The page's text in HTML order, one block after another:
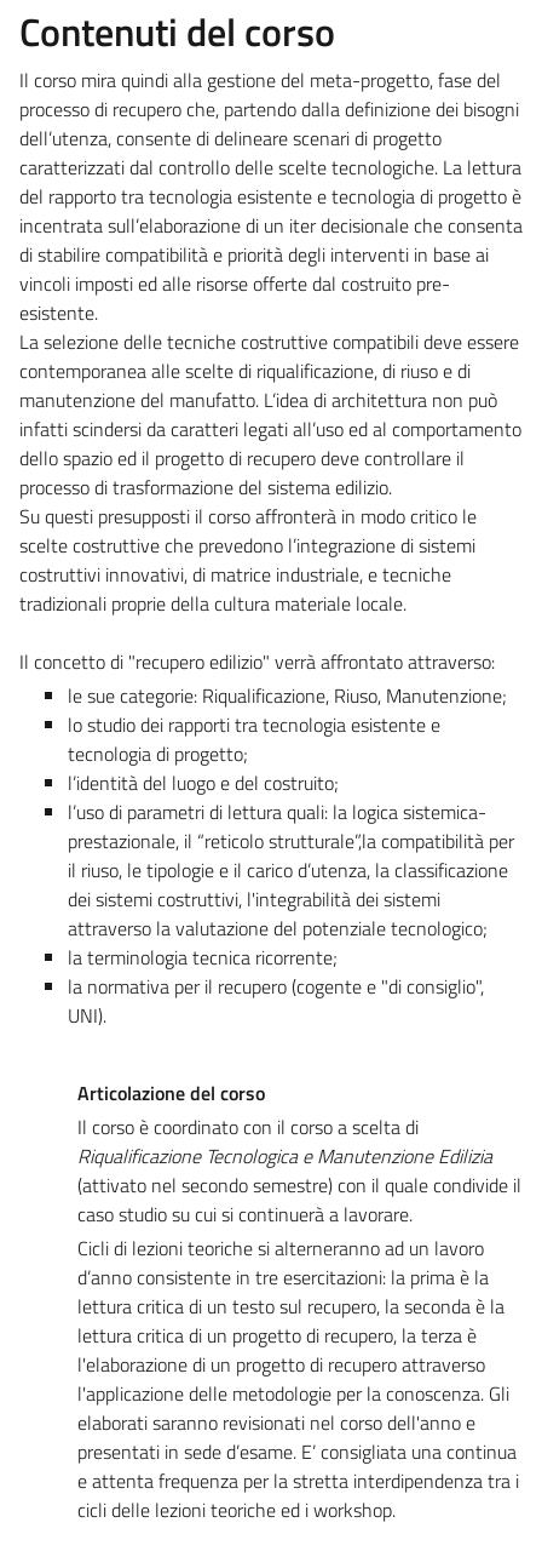
Contenuti del corso
Il corso mira quindi alla gestione del meta-progetto, fase del
processo di recupero che, partendo dalla definizione dei bisogni
dell’utenza, consente di delineare scenari di progetto
caratterizzati dal controllo delle scelte tecnologiche. La lettura
del rapporto tra tecnologia esistente e tecnologia di progetto è
incentrata sull’elaborazione di un iter decisionale che consenta
di stabilire compatibilità e priorità degli interventi in base ai
vincoli imposti ed alle risorse offerte dal costruito pre-
esistente.
La selezione delle tecniche costruttive compatibili deve essere
contemporanea alle scelte di riqualificazione, di riuso e di
manutenzione del manufatto. L’idea di architettura non può
infatti scindersi da caratteri legati all’uso ed al comportamento
dello spazio ed il progetto di recupero deve controllare il
processo di trasformazione del sistema edilizio.
Su questi presupposti il corso affronterà in modo critico le
scelte costruttive che prevedono l’integrazione di sistemi
costruttivi innovativi, di matrice industriale, e tecniche
tradizionali proprie della cultura materiale locale.
Il concetto di "recupero edilizio" verrà affrontato attraverso:
le sue categorie: Riqualificazione, Riuso, Manutenzione;
lo studio dei rapporti tra tecnologia esistente e
tecnologia di progetto;
l’identità del luogo e del costruito;
l’uso di parametri di lettura quali: la logica sistemica-
prestazionale, il “reticolo strutturale”,la compatibilità per
il riuso, le tipologie e il carico d’utenza, la classificazione
dei sistemi costruttivi, l'integrabilità dei sistemi
attraverso la valutazione del potenziale tecnologico;
la terminologia tecnica ricorrente;
la normativa per il recupero (cogente e "di consiglio",
UNI).
Articolazione del corso
Il corso è coordinato con il corso a scelta di
Riqualificazione Tecnologica e Manutenzione Edilizia
(attivato nel secondo semestre) con il quale condivide il
caso studio su cui si continuerà a lavorare.
Cicli di lezioni teoriche si alterneranno ad un lavoro
d’anno consistente in tre esercitazioni: la prima è la
lettura critica di un testo sul recupero, la seconda è la
lettura critica di un progetto di recupero, la terza è
l'elaborazione di un progetto di recupero attraverso
l'applicazione delle metodologie per la conoscenza. Gli
elaborati saranno revisionati nel corso dell'anno e
presentati in sede d’esame. E’ consigliata una continua
e attenta frequenza per la stretta interdipendenza tra i
cicli delle lezioni teoriche ed i workshop.